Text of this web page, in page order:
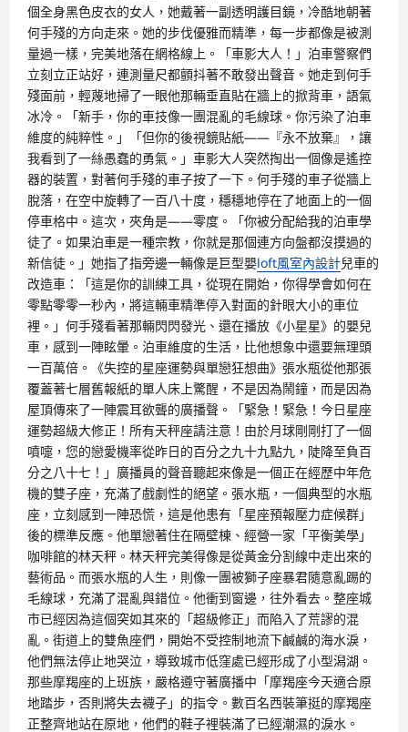
個全身黑色皮衣的女人，她戴著一副透明護目鏡，冷酷地朝著
何手殘的方向走來。她的步伐優雅而精準，每一步都像是被測
量過一樣，完美地落在網格線上。「車影大人！」泊車警察們
立刻立正站好，連測量尺都顫抖著不敢發出聲音。她走到何手
殘面前，輕蔑地掃了一眼他那輛垂直貼在牆上的掀背車，語氣
冰冷。「新手，你的車技像一團混亂的毛線球。你污染了泊車
維度的純粹性。」「但你的後視鏡貼紙——『永不放棄』，讓
我看到了一絲愚蠢的勇氣。」車影大人突然掏出一個像是遙控
器的裝置，對著何手殘的車子按了一下。何手殘的車子從牆上
脫落，在空中旋轉了一百八十度，穩穩地停在了地面上的一個
停車格中。這次，夾角是——零度。「你被分配給我的泊車學
徒了。如果泊車是一種宗教，你就是那個連方向盤都沒摸過的
新信徒。」她指了指旁邊一輛像是巨型嬰loft風室內設計兒車的
改造車：「這是你的訓練工具，從現在開始，你得學會如何在
零點零零一秒內，將這輛車精準停入對面的針眼大小的車位
裡。」何手殘看著那輛閃閃發光、還在播放《小星星》的嬰兒
車，感到一陣眩暈。泊車維度的生活，比他想象中還要無理頭
一百萬倍。《失控的星座運勢與單戀狂想曲》張水瓶從他那張
覆蓋著七層舊報紙的單人床上驚醒，不是因為鬧鐘，而是因為
屋頂傳來了一陣震耳欲聾的廣播聲。「緊急！緊急！今日星座
運勢超級大修正！所有天秤座請注意！由於月球剛剛打了一個
噴嚏，您的戀愛機率從昨日的百分之九十九點九，陡降至負百
分之八十七！」廣播員的聲音聽起來像是一個正在經歷中年危
機的雙子座，充滿了戲劇性的絕望。張水瓶，一個典型的水瓶
座，立刻感到一陣恐慌，這是他患有「星座預報壓力症候群」
後的標準反應。他單戀著住在隔壁棟、經營一家「平衡美學」
咖啡館的林天秤。林天秤完美得像是從黃金分割線中走出來的
藝術品。而張水瓶的人生，則像一團被獅子座暴君隨意亂踢的
毛線球，充滿了混亂與錯位。他衝到窗邊，往外看去。整座城
市已經因為這個突如其來的「超級修正」而陷入了荒謬的混
亂。街道上的雙魚座們，開始不受控制地流下鹹鹹的海水淚，
他們無法停止地哭泣，導致城市低窪處已經形成了小型潟湖。
那些摩羯座的上班族，嚴格遵守著廣播中「摩羯座今天適合原
地踏步，否則將失去襪子」的指令。數百名西裝筆挺的摩羯座
正整齊地站在原地，他們的鞋子裡裝滿了已經潮濕的淚水。